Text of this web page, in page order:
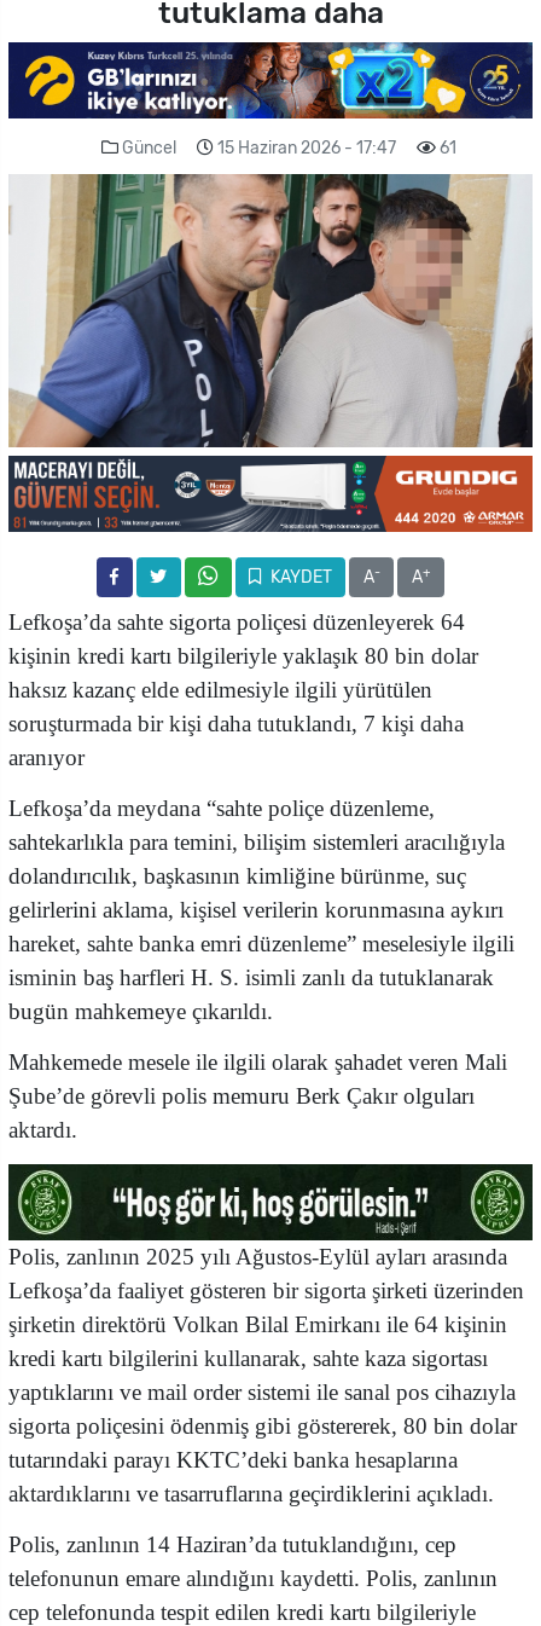
tutuklama daha
Güncel 15 Haziran 2026 - 17:47 61
KAYDET A- A+
Lefkoşa’da sahte sigorta poliçesi düzenleyerek 64
kişinin kredi kartı bilgileriyle yaklaşık 80 bin dolar
haksız kazanç elde edilmesiyle ilgili yürütülen
soruşturmada bir kişi daha tutuklandı, 7 kişi daha
aranıyor
Lefkoşa’da meydana “sahte poliçe düzenleme,
sahtekarlıkla para temini, bilişim sistemleri aracılığıyla
dolandırıcılık, başkasının kimliğine bürünme, suç
gelirlerini aklama, kişisel verilerin korunmasına aykırı
hareket, sahte banka emri düzenleme” meselesiyle ilgili
isminin baş harfleri H. S. isimli zanlı da tutuklanarak
bugün mahkemeye çıkarıldı.
Mahkemede mesele ile ilgili olarak şahadet veren Mali
Şube’de görevli polis memuru Berk Çakır olguları
aktardı.
Polis, zanlının 2025 yılı Ağustos-Eylül ayları arasında
Lefkoşa’da faaliyet gösteren bir sigorta şirketi üzerinden
şirketin direktörü Volkan Bilal Emirkanı ile 64 kişinin
kredi kartı bilgilerini kullanarak, sahte kaza sigortası
yaptıklarını ve mail order sistemi ile sanal pos cihazıyla
sigorta poliçesini ödenmiş gibi göstererek, 80 bin dolar
tutarındaki parayı KKTC’deki banka hesaplarına
aktardıklarını ve tasarruflarına geçirdiklerini açıkladı.
Polis, zanlının 14 Haziran’da tutuklandığını, cep
telefonunun emare alındığını kaydetti. Polis, zanlının
cep telefonunda tespit edilen kredi kartı bilgileriyle